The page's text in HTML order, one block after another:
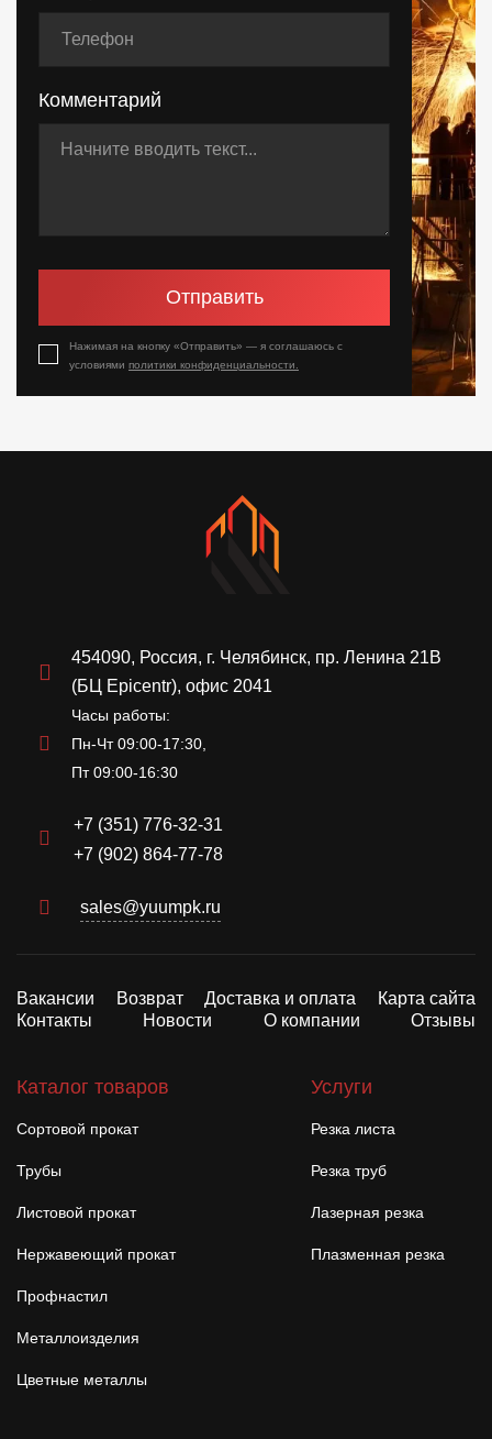
Комментарий
Отправить
Нажимая на кнопку «Отправить» — я соглашаюсь с
условиями политики конфиденциальности.
454090, Россия, г. Челябинск, пр. Ленина 21В
(БЦ Epicentr), офис 2041
Часы работы:
Пн-Чт 09:00-17:30,
Пт 09:00-16:30
+7 (351) 776-32-31
+7 (902) 864-77-78
sales@yuumpk.ru
Вакансии Возврат Доставка и оплата
Карта сайта
Контакты
Новости О компании Отзывы
Каталог товаров
Сортовой прокат
Трубы
Листовой прокат
Нержавеющий прокат
Профнастил
Металлоизделия
Цветные металлы
Услуги
Резка листа
Резка труб
Лазерная резка
Плазменная резка